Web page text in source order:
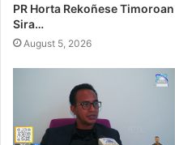
PR Horta Rekoñese Timoroan
Sira…
August 5, 2026